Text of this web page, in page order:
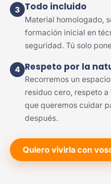
3 Todo incluido
Material homologado,
formación inicial en
seguridad. Tú solo
4 Respeto por la
Recorremos un
residuo cero, respeto
que queremos cuidar
después.
Quiero vivirla con